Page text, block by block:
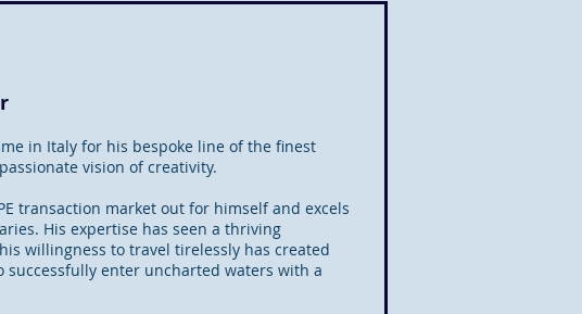
in Italy for his bespoke line of the finest
vision of creativity.
transaction market out for himself and excels
His expertise has seen a thriving
willingness to travel tirelessly has created
successfully enter uncharted waters with a